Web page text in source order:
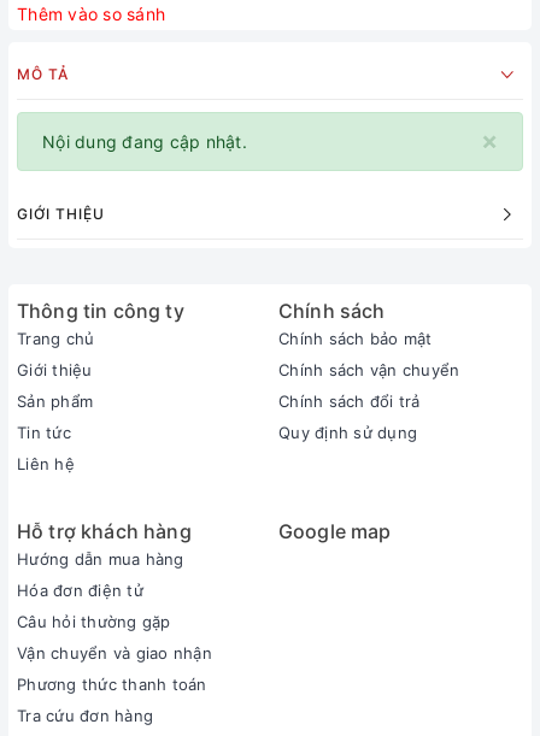
Thêm vào so sánh
MÔ TẢ
×
Nội dung đang cập nhật.
GIỚI THIỆU
Thông tin công ty
Trang chủ
Giới thiệu
Sản phẩm
Tin tức
Liên hệ
Chính sách
Chính sách bảo mật
Chính sách vận chuyển
Chính sách đổi trả
Quy định sử dụng
Hỗ trợ khách hàng
Hướng dẫn mua hàng
Hóa đơn điện tử
Câu hỏi thường gặp
Vận chuyển và giao nhận
Phương thức thanh toán
Tra cứu đơn hàng
Google map